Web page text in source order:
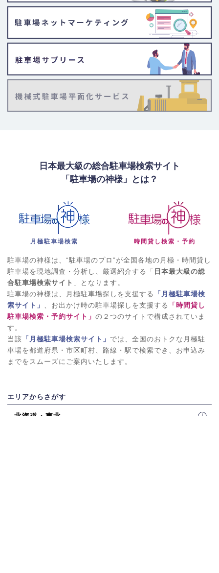
日本最大級の総合駐車場検索サイト
「駐車場の神様」とは？
月極駐車場検索 時間貸し検索・予約
駐車場の神様は、“駐車場のプロ”が全国各地の月極・時間貸し
駐車場を現地調査・分析し、厳選紹介する「 日本最大級の総
合駐車場検索サイト 」となります。
駐車場の神様は、月極駐車場探しを支援する
「月極駐車場検
索サイト」 、お出かけ時の駐車場探しを支援する
「時間貸し
駐車場検索・予約サイト」 の２つのサイトで構成されていま
す。
当該 「月極駐車場検索サイト」 では、全国のおトクな月極駐
車場を都道府県・市区町村、路線・駅で検索でき、お申込み
までをスムーズにご案内いたします。
エリアからさがす
北海道・東北